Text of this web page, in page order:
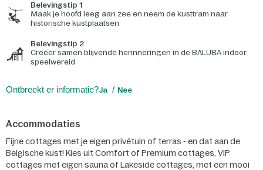
Belevingstip 1
Maak je hoofd leeg aan zee en neem de kusttram naar
historische kustplaatsen
Belevingstip 2
Creëer samen blijvende herinneringen in de BALUBA indoor
speelwereld
Ontbreekt er informatie?Ja Nee
Accommodaties
Fijne cottages met je eigen privétuin of terras - en dat aan de
Belgische kust! Kies uit Comfort of Premium cottages, VIP
cottages met eigen sauna of Lakeside cottages, met een mooi